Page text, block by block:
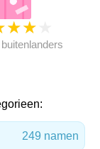
★★
249 namen